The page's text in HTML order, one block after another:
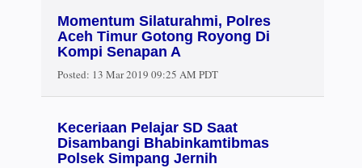
Momentum Silaturahmi, Polres
Aceh Timur Gotong Royong Di
Kompi Senapan A
Posted: 13 Mar 2019 09:25 AM PDT
Keceriaan Pelajar SD Saat
Disambangi Bhabinkamtibmas
Polsek Simpang Jernih